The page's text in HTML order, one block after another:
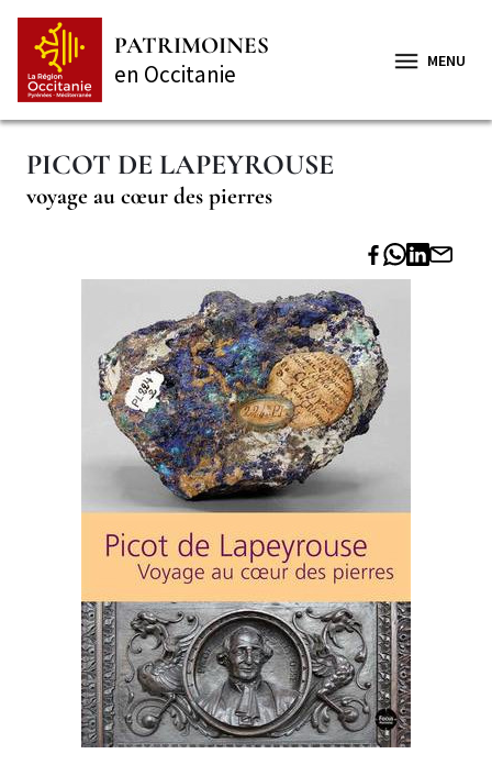
contenu
principal
PATRIMOINES
en Occitanie MENU
PICOT DE LAPEYROUSE
voyage au cœur des pierres